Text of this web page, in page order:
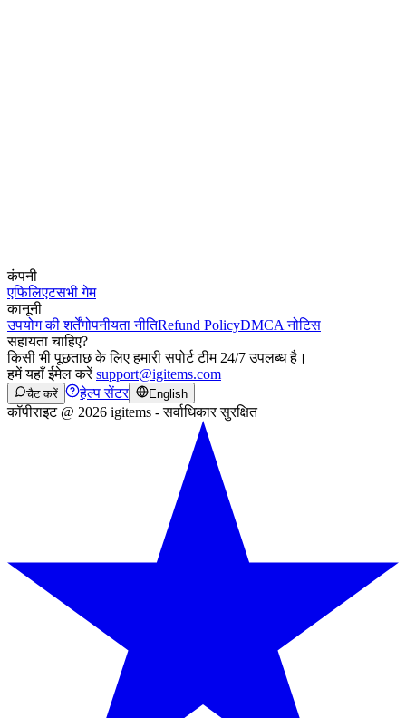
कंपनी
एफिलिएटसभी गेम
कानूनी
उपयोग की शर्तेंगोपनीयता नीतिRefund PolicyDMCA नोटिस
सहायता चाहिए?
किसी भी पूछताछ के लिए हमारी सपोर्ट टीम 24/7 उपलब्ध है।
हमें यहाँ ईमेल करेंsupport@igitems.com
चैट करें हेल्प सेंटर English
कॉपीराइट @ 2026 igitems - सर्वाधिकार सुरक्षित